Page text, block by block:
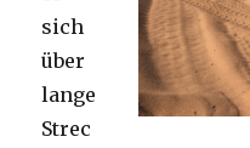
sich
über
lange
Strec